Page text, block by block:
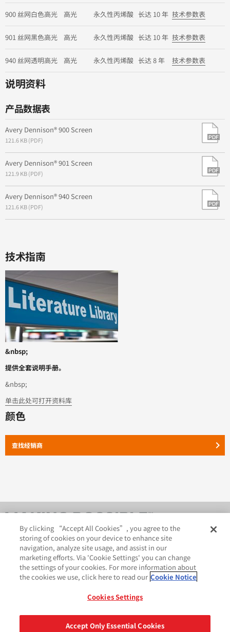
900 丝网白色高光 高光 永久性丙烯酸 长达 10 年 技术参数表
901 丝网黑色高光 高光 永久性丙烯酸 长达 10 年 技术参数表
940 丝网透明高光 高光 永久性丙烯酸 长达 8 年 技术参数表
说明资料
产品数据表
Avery Dennison® 900 Screen
121.6 KB (PDF)
Avery Dennison® 901 Screen
121.9 KB (PDF)
Avery Dennison® 940 Screen
121.6 KB (PDF)
技术指南
&nbsp;
提供全套说明手册。
&nbsp;
单击此处可打开资料库
颜色
查找经销商 keyboard_arrow_right
Cookie 政策
网站地图
苏ICP备18057369号-2
By clicking “Accept All Cookies”, you agree to the
storing of cookies on your device to enhance site
navigation, analyze site usage, and assist in our
marketing efforts. Via 'Cookie Settings' you can change
the settings of your cookies. For more information about
the cookies we use, click here to read our Cookie Notice
Cookies Settings
Accept Only Essential Cookies